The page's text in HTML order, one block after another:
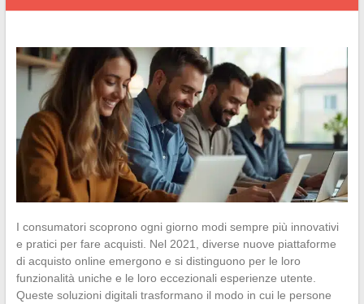
I consumatori scoprono ogni giorno modi sempre più innovativi
e pratici per fare acquisti. Nel 2021, diverse nuove piattaforme
di acquisto online emergono e si distinguono per le loro
funzionalità uniche e le loro eccezionali esperienze utente.
Queste soluzioni digitali trasformano il modo in cui le persone